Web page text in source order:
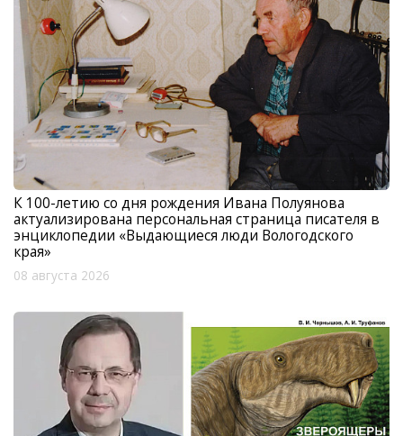
К 100-летию со дня рождения Ивана Полуянова
актуализирована персональная страница писателя в
энциклопедии «Выдающиеся люди Вологодского
края»
08 августа 2026